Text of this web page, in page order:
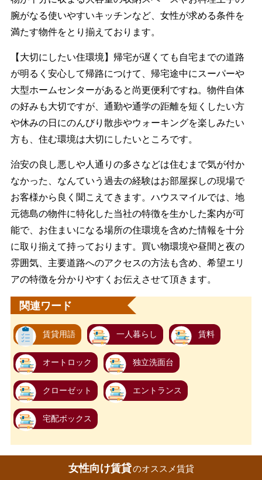
腕がなる使いやすいキッチンなど、女性が求める条件を
満たす物件をとり揃えております。
【大切にしたい住環境】帰宅が遅くても自宅までの道路
が明るく安心して帰路につけて、帰宅途中にスーパーや
大型ホームセンターがあると尚更便利ですね。物件自体
の好みも大切ですが、通勤や通学の距離を短くしたい方
や休みの日にのんびり散歩やウォーキングを楽しみたい
方も、住む環境は大切にしたいところです。
治安の良し悪しや人通りの多さなどは住むまで気が付か
なかった、なんていう過去の経験はお部屋探しの現場で
お客様から良く聞こえてきます。ハウスマイルでは、地
元徳島の物件に特化した当社の特徴を生かした案内が可
能で、お住まいになる場所の住環境を含めた情報を十分
に取り揃えて持っております。買い物環境や昼間と夜の
雰囲気、主要道路へのアクセスの方法も含め、希望エリ
アの特徴を分かりやすくお伝えさせて頂きます。
関連ワード
賃貸用語 一人暮らし 賃料
オートロック 独立洗面台
クローゼット エントランス
宅配ボックス
女性向け賃貸のオススメ賃貸